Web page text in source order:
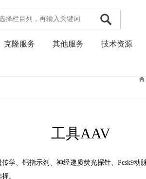
克隆服务 其他服务 技术资源
工具AAV
学、钙指示剂、神经递质荧光探针、Pcsk9动
。